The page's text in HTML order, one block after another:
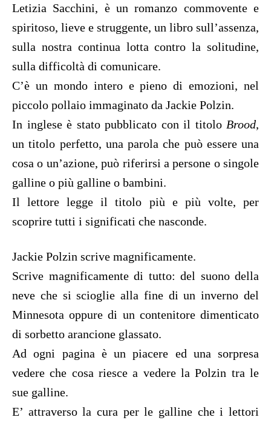
Letizia Sacchini, è un romanzo commovente e
spiritoso, lieve e struggente, un libro sull’assenza,
sulla nostra continua lotta contro la solitudine,
sulla difficoltà di comunicare.
C’è un mondo intero e pieno di emozioni, nel
piccolo pollaio immaginato da Jackie Polzin.
In inglese è stato pubblicato con il titolo Brood,
un titolo perfetto, una parola che può essere una
cosa o un’azione, può riferirsi a persone o singole
galline o più galline o bambini.
Il lettore legge il titolo più e più volte, per
scoprire tutti i significati che nasconde.
Jackie Polzin scrive magnificamente.
Scrive magnificamente di tutto: del suono della
neve che si scioglie alla fine di un inverno del
Minnesota oppure di un contenitore dimenticato
di sorbetto arancione glassato.
Ad ogni pagina è un piacere ed una sorpresa
vedere che cosa riesce a vedere la Polzin tra le
sue galline.
E’ attraverso la cura per le galline che i lettori